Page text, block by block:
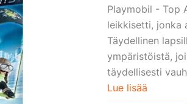
Playmobil - Top
leikkisetti, jonka
Täydellinen
ympäristöistä,
täydellisesti
Lue lisää